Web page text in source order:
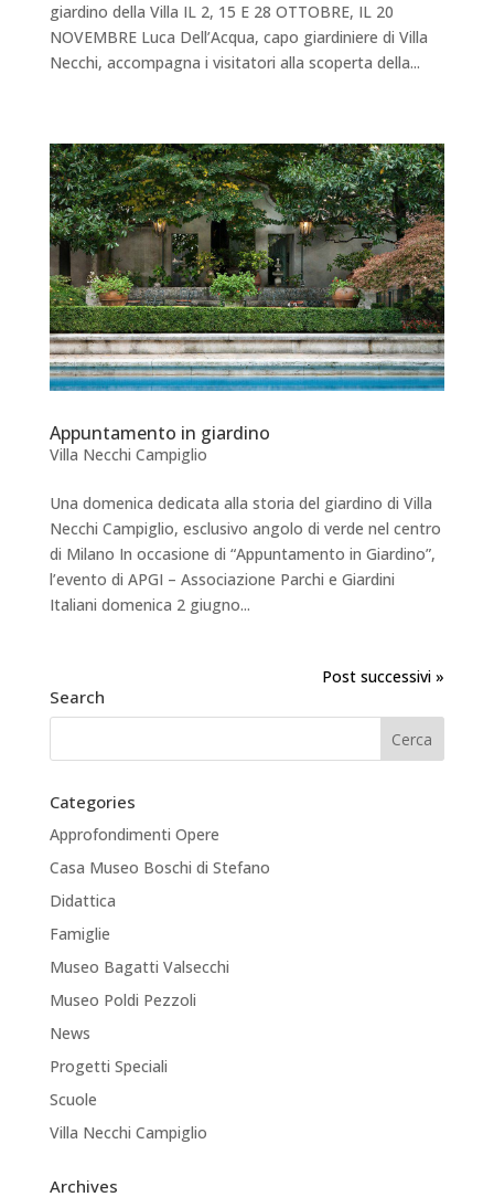
giardino della Villa IL 2, 15 E 28 OTTOBRE, IL 20
NOVEMBRE Luca Dell’Acqua, capo giardiniere di Villa
Necchi, accompagna i visitatori alla scoperta della...
Appuntamento in giardino
Villa Necchi Campiglio
Una domenica dedicata alla storia del giardino di Villa
Necchi Campiglio, esclusivo angolo di verde nel centro
di Milano In occasione di “Appuntamento in Giardino”,
l’evento di APGI – Associazione Parchi e Giardini
Italiani domenica 2 giugno...
Post successivi »
Search
Categories
Approfondimenti Opere
Casa Museo Boschi di Stefano
Didattica
Famiglie
Museo Bagatti Valsecchi
Museo Poldi Pezzoli
News
Progetti Speciali
Scuole
Villa Necchi Campiglio
Archives